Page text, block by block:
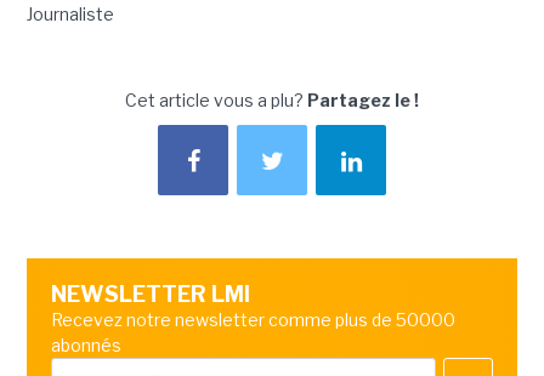
Journaliste
Cet article vous a plu? Partagez le !
NEWSLETTER LMI
Recevez notre newsletter comme plus de 50000
abonnés